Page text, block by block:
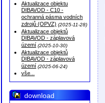
Aktualizace objektu
DIBAVOD - C10 -
ochranná pásma vodních
zdrojů (OPVZ) (2025-11-28)
Aktualizace objektů
DIBAVOD - záplavová
území (2025-10-30)
Aktualizace objektů
DIBAVOD - záplavová
území (2025-06-24)
vše...
download